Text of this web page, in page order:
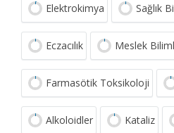
Elektrokimya Sağlık
Eczacılık Meslek
Farmasötik Toksikoloji
Alkoloidler Kataliz